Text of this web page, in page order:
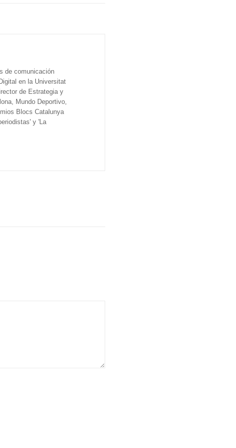
de comunicación
en la Universitat
de Estrategia y
Mundo Deportivo,
Blocs Catalunya
y 'La